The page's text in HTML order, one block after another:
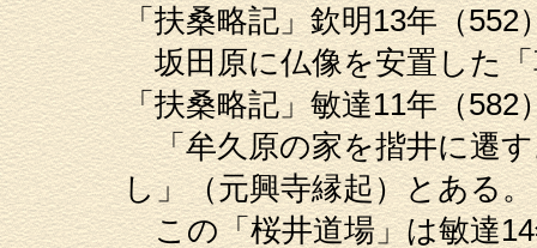
「扶桑略記」欽明13年（552
坂田原に仏像を安置した
「扶桑略記」敏達11年（582
「牟久原の家を揩井に遷す
し」（元興寺縁起）とある。
この「桜井道場」は敏達14